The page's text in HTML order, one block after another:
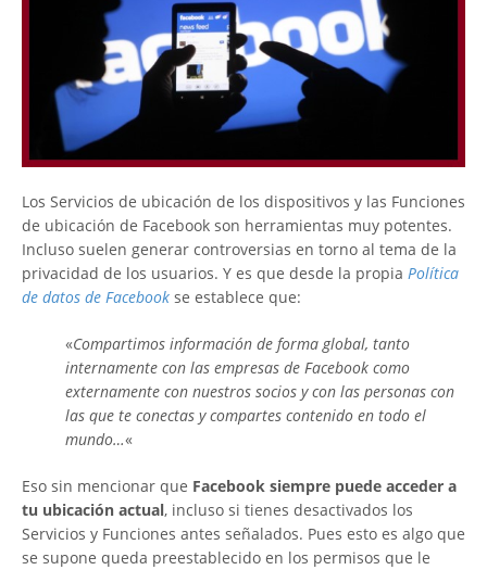
Los Servicios de ubicación de los dispositivos y las Funciones
de ubicación de Facebook son herramientas muy potentes.
Incluso suelen generar controversias en torno al tema de la
privacidad de los usuarios. Y es que desde la propia Política
de datos de Facebook se establece que:
«Compartimos información de forma global, tanto
internamente con las empresas de Facebook como
externamente con nuestros socios y con las personas con
las que te conectas y compartes contenido en todo el
mundo…«
Eso sin mencionar que Facebook siempre puede acceder a
tu ubicación actual, incluso si tienes desactivados los
Servicios y Funciones antes señalados. Pues esto es algo que
se supone queda preestablecido en los permisos que le